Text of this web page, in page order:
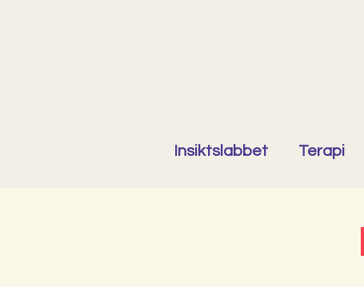
Insiktslabbet Terapi